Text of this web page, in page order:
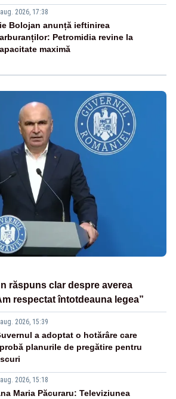
2026, 17:38
Bolojan anunță ieftinirea
Petromidia revine la
maximă
răspuns clar despre averea
respectat întotdeauna legea”
2026, 15:39
a adoptat o hotărâre care
planurile de pregătire pentru
2026, 15:18
Maria Păcuraru: Televiziunea